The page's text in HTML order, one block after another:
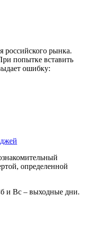
российского рынка.
попытке вставить
ошибку:
определенной
и Вс – выходные дни.